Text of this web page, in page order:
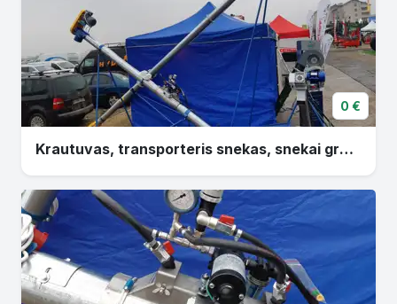
0 €
Krautuvas, transporteris snekas, snekai grudams